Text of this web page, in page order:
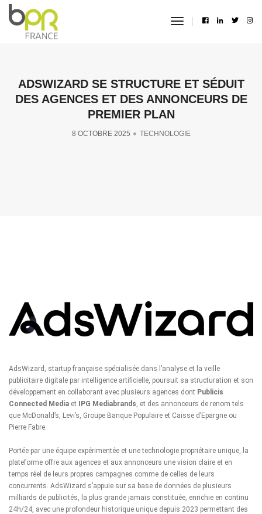
toggle
ADSWIZARD SE STRUCTURE ET SÉDUIT
DES AGENCES ET DES ANNONCEURS DE
PREMIER PLAN
8 OCTOBRE 2025 TECHNOLOGIE
AdsWizard, startup française spécialisée dans l’analyse et la veille
publicitaire digitale par intelligence artificielle, poursuit sa structuration et son
développement en collaborant avec plusieurs agences dont Publicis
Connected Media et IPG Mediabrands, et des annonceurs de renom tels
que McDonald’s, Levi’s, Groupe Banque Populaire et Caisse d’Epargne ou
Pierre Fabre.
Portée par une équipe expérimentée et une technologie propriétaire unique, la
plateforme offre aux agences et aux annonceurs une vision claire et en
temps réel de leurs propres campagnes comme de celles de leurs
concurrents. AdsWizard s’appuie sur sa base de données de plusieurs
milliards de publicités, la plus grande jamais constituée, enrichie en continu
24h/24, avec une profondeur historique unique depuis 2023 permettant des